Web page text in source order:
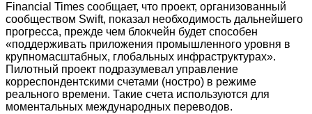
Financial Times сообщает, что проект, организованный
сообществом Swift, показал необходимость дальнейшего
прогресса, прежде чем блокчейн будет способен
«поддерживать приложения промышленного уровня в
крупномасштабных, глобальных инфраструктурах».
Пилотный проект подразумевал управление
корреспондентскими счетами (ностро) в режиме
реального времени. Такие счета используются для
моментальных международных переводов.